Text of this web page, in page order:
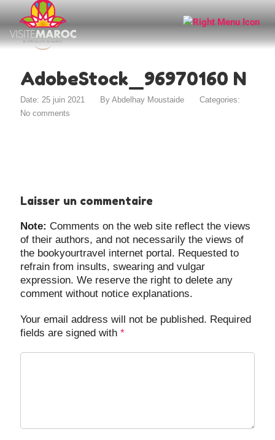
AdobeStock_96970160 N
Date: 25 juin 2021 ByAbdelhay Moustaide
Categories:
No comments
Laisser un commentaire
Note: Comments on the web site reflect the views
of their authors, and not necessarily the views of
the bookyourtravel internet portal. Requested to
refrain from insults, swearing and vulgar
expression. We reserve the right to delete any
comment without notice explanations.
Your email address will not be published. Required
fields are signed with*